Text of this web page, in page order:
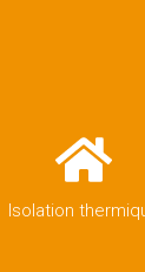
Isolation